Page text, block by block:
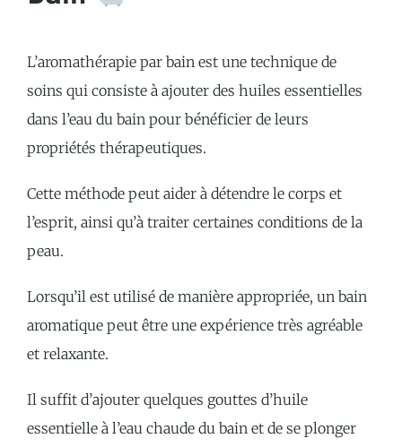
L’aromathérapie par bain est une technique de
soins qui consiste à ajouter des huiles essentielles
dans l’eau du bain pour bénéficier de leurs
propriétés thérapeutiques.
Cette méthode peut aider à détendre le corps et
l’esprit, ainsi qu’à traiter certaines conditions de la
peau.
Lorsqu’il est utilisé de manière appropriée, un bain
aromatique peut être une expérience très agréable
et relaxante.
Il suffit d’ajouter quelques gouttes d’huile
essentielle à l’eau chaude du bain et de se plonger